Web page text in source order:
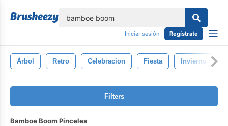
Iniciar sesión Regístrate
Árbol Retro Celebracion Fiesta Invierno
Filters
Bamboe Boom Pinceles